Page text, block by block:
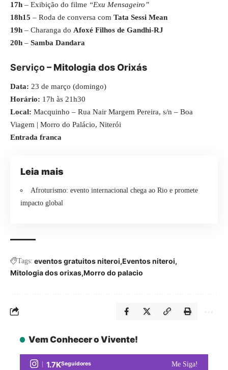
17h – Exibição do filme “Exu Mensageiro”
18h15 – Roda de conversa com Tata Sessi Mean
19h – Charanga do Afoxé Filhos de Gandhi-RJ
20h – Samba Dandara
Serviço– Mitologia dos Orixás
Data: 23 de março (domingo)
Horário: 17h às 21h30
Local: Macquinho – Rua Nair Margem Pereira, s/n – Boa
Viagem | Morro do Palácio, Niterói
Entrada franca
Leia mais
Afroturismo: evento internacional chega ao Rio e promete
impacto global
Tags: eventos gratuitos niteroi Eventos niteroi
Mitologia dos orixas Morro do palacio
Vem Conhecer o Vivente!
1.7KSeguidores Me Siga!